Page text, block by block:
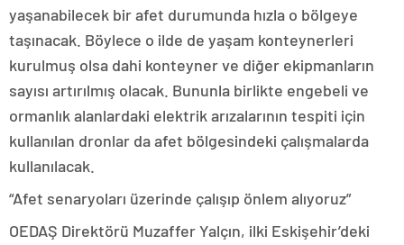
yaşanabilecek bir afet durumunda hızla o bölgeye
taşınacak. Böylece o ilde de yaşam konteynerleri
kurulmuş olsa dahi konteyner ve diğer ekipmanların
sayısı artırılmış olacak. Bununla birlikte engebeli ve
ormanlık alanlardaki elektrik arızalarının tespiti için
kullanılan dronlar da afet bölgesindeki çalışmalarda
kullanılacak.
“Afet senaryoları üzerinde çalışıp önlem alıyoruz”
OEDAŞ Direktörü Muzaffer Yalçın, ilki Eskişehir’deki